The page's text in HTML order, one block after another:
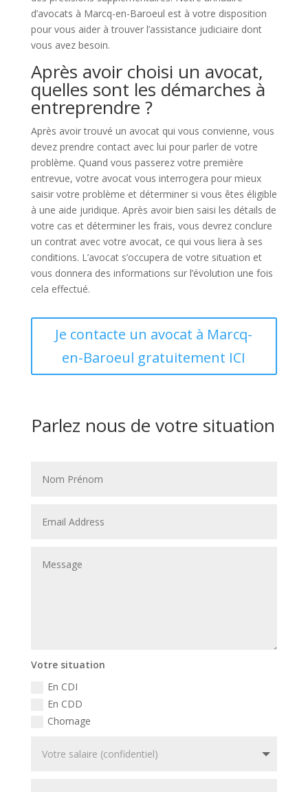
d’avocats à Marcq-en-Baroeul est à votre disposition
pour vous aider à trouver l’assistance judiciaire dont
vous avez besoin.
Après avoir choisi un avocat,
quelles sont les démarches à
entreprendre ?
Après avoir trouvé un avocat qui vous convienne, vous
devez prendre contact avec lui pour parler de votre
problème. Quand vous passerez votre première
entrevue, votre avocat vous interrogera pour mieux
saisir votre problème et déterminer si vous êtes éligible
à une aide juridique. Après avoir bien saisi les détails de
votre cas et déterminer les frais, vous devrez conclure
un contrat avec votre avocat, ce qui vous liera à ses
conditions. L’avocat s’occupera de votre situation et
vous donnera des informations sur l’évolution une fois
cela effectué.
Je contacte un avocat à Marcq-
en-Baroeul gratuitement ICI
Parlez nous de votre situation
Votre situation
En CDI
En CDD
Chomage